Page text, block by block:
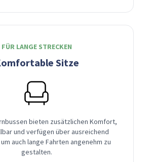
FÜR LANGE STRECKEN
Sitze
bieten zusätzlichen Komfort,
und verfügen über ausreichend
auch lange Fahrten angenehm zu
gestalten.